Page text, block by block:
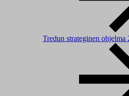
Tredun strateginen ohjelma